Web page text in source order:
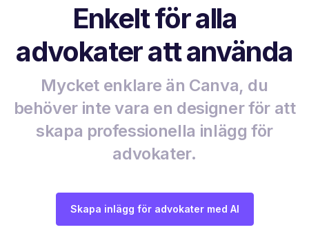
Enkelt för alla
advokater att använda
Mycket enklare än Canva, du
behöver inte vara en designer för att
skapa professionella inlägg för
advokater.
Skapa inlägg för advokater med AI